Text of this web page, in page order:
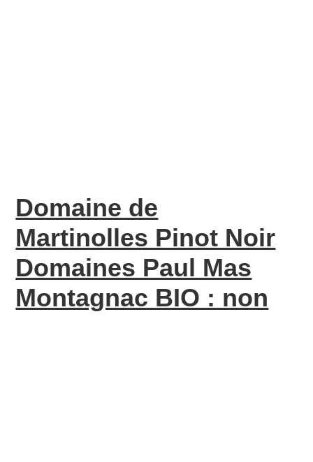
Domaine de
Martinolles Pinot Noir
Domaines Paul Mas
Montagnac BIO : non